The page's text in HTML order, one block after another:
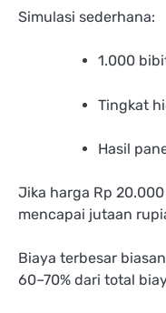
Simulasi sederhana:
1.000
Tingkat
Hasil
Jika harga Rp
mencapai jutaan
Biaya terbesar
60–70% dari total